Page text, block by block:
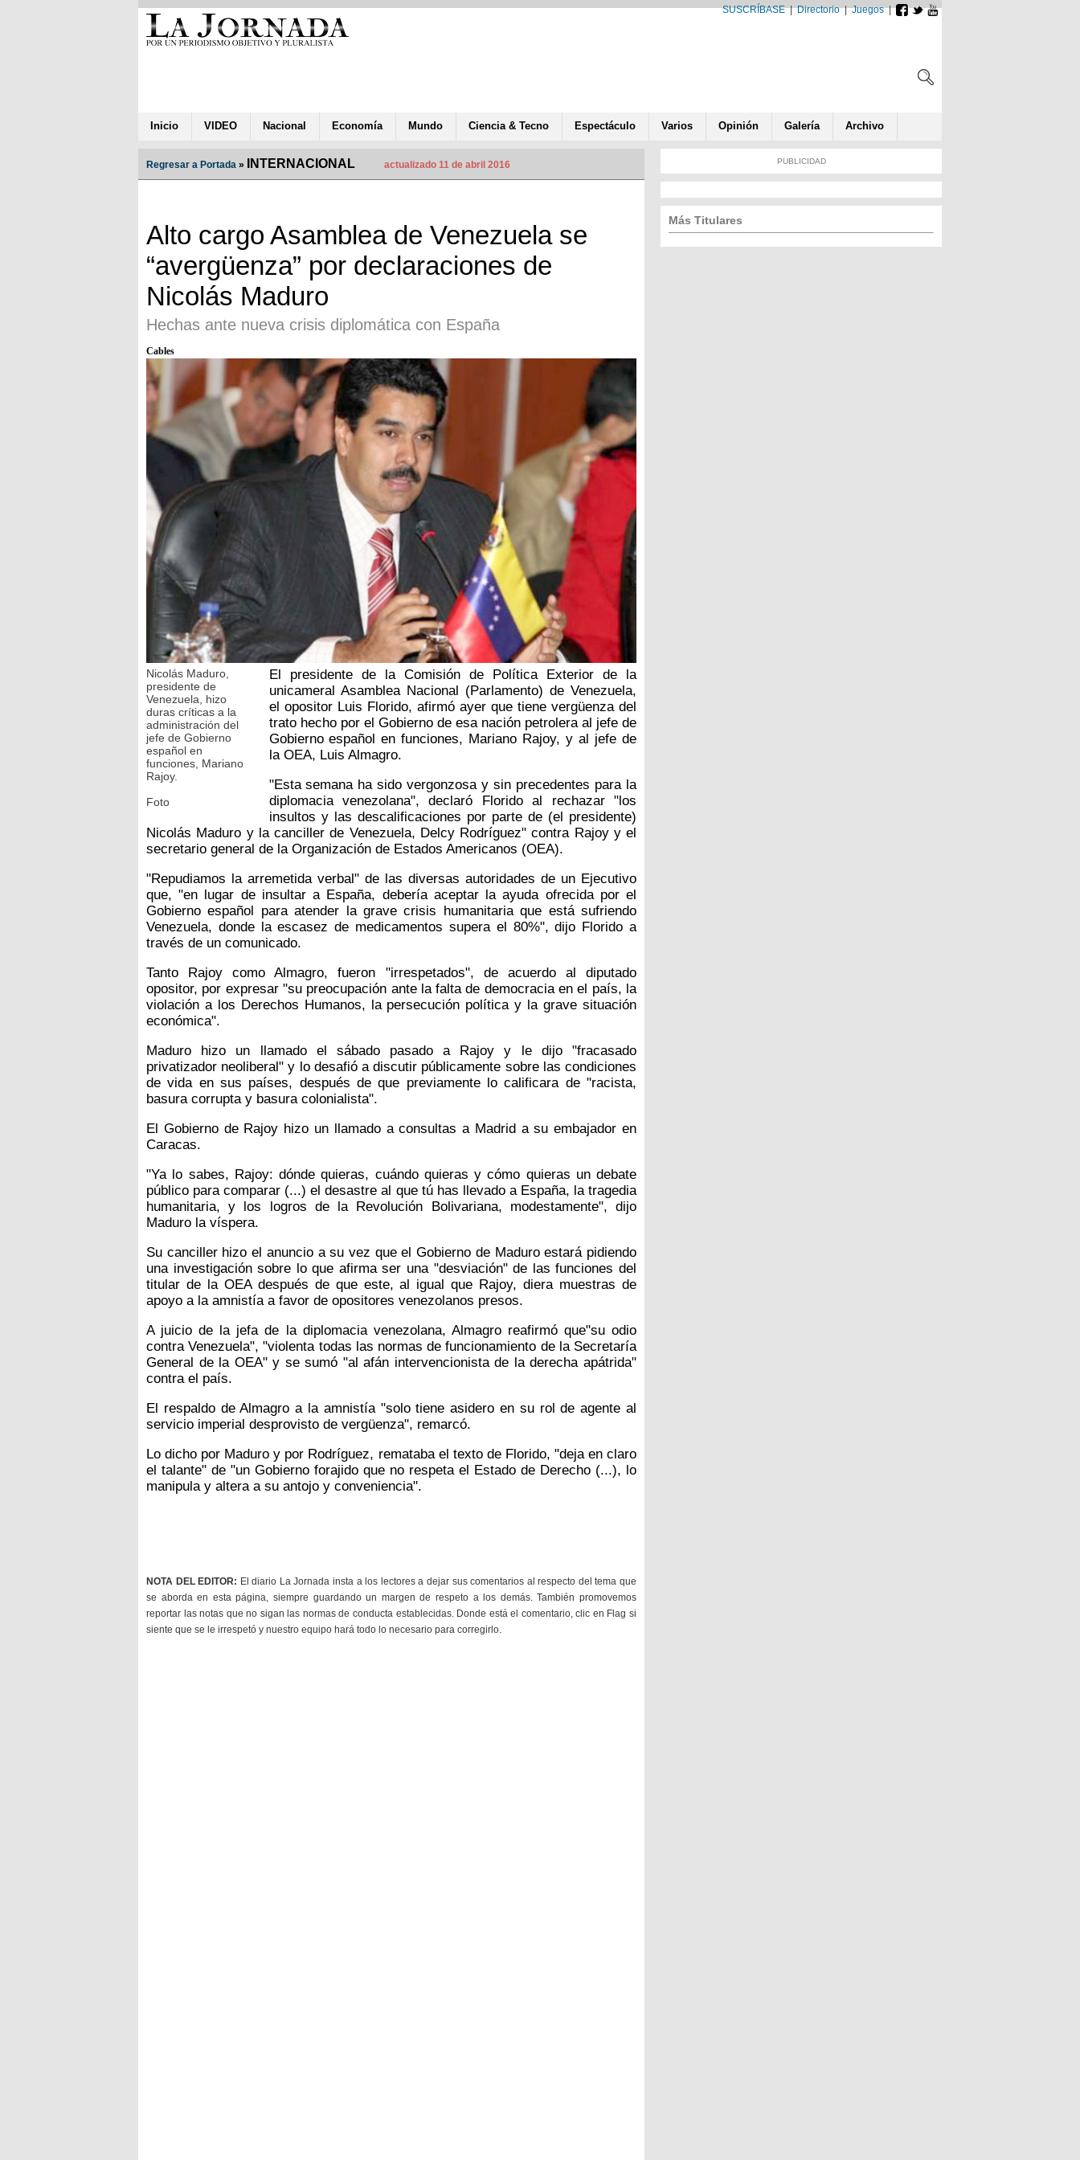
SUSCRÍBASE|Directorio|Juegos|
Inicio VIDEO Nacional Economía Mundo Ciencia & Tecno Espectáculo Varios Opinión Galería Archivo
Regresar a Portada » INTERNACIONAL actualizado 11 de abril 2016
Alto cargo Asamblea de Venezuela se
“avergüenza” por declaraciones de
Nicolás Maduro
Hechas ante nueva crisis diplomática con España
Cables
Nicolás Maduro,
presidente de
Venezuela, hizo
duras críticas a la
administración del
jefe de Gobierno
español en
funciones, Mariano
Rajoy.
Foto
El presidente de la Comisión de Política Exterior de la
unicameral Asamblea Nacional (Parlamento) de Venezuela,
el opositor Luis Florido, afirmó ayer que tiene vergüenza del
trato hecho por el Gobierno de esa nación petrolera al jefe de
Gobierno español en funciones, Mariano Rajoy, y al jefe de
la OEA, Luis Almagro.
"Esta semana ha sido vergonzosa y sin precedentes para la
diplomacia venezolana", declaró Florido al rechazar "los
insultos y las descalificaciones por parte de (el presidente)
Nicolás Maduro y la canciller de Venezuela, Delcy Rodríguez" contra Rajoy y el
secretario general de la Organización de Estados Americanos (OEA).
"Repudiamos la arremetida verbal" de las diversas autoridades de un Ejecutivo
que, "en lugar de insultar a España, debería aceptar la ayuda ofrecida por el
Gobierno español para atender la grave crisis humanitaria que está sufriendo
Venezuela, donde la escasez de medicamentos supera el 80%", dijo Florido a
través de un comunicado.
Tanto Rajoy como Almagro, fueron "irrespetados", de acuerdo al diputado
opositor, por expresar "su preocupación ante la falta de democracia en el país, la
violación a los Derechos Humanos, la persecución política y la grave situación
económica".
Maduro hizo un llamado el sábado pasado a Rajoy y le dijo "fracasado
privatizador neoliberal" y lo desafió a discutir públicamente sobre las condiciones
de vida en sus países, después de que previamente lo calificara de "racista,
basura corrupta y basura colonialista".
El Gobierno de Rajoy hizo un llamado a consultas a Madrid a su embajador en
Caracas.
"Ya lo sabes, Rajoy: dónde quieras, cuándo quieras y cómo quieras un debate
público para comparar (...) el desastre al que tú has llevado a España, la tragedia
humanitaria, y los logros de la Revolución Bolivariana, modestamente", dijo
Maduro la víspera.
Su canciller hizo el anuncio a su vez que el Gobierno de Maduro estará pidiendo
una investigación sobre lo que afirma ser una "desviación" de las funciones del
titular de la OEA después de que este, al igual que Rajoy, diera muestras de
apoyo a la amnistía a favor de opositores venezolanos presos.
A juicio de la jefa de la diplomacia venezolana, Almagro reafirmó que"su odio
contra Venezuela", "violenta todas las normas de funcionamiento de la Secretaría
General de la OEA" y se sumó "al afán intervencionista de la derecha apátrida"
contra el país.
El respaldo de Almagro a la amnistía "solo tiene asidero en su rol de agente al
servicio imperial desprovisto de vergüenza", remarcó.
Lo dicho por Maduro y por Rodríguez, remataba el texto de Florido, "deja en claro
el talante" de "un Gobierno forajido que no respeta el Estado de Derecho (...), lo
manipula y altera a su antojo y conveniencia".
NOTA DEL EDITOR: El diario La Jornada insta a los lectores a dejar sus comentarios al respecto del tema que
se aborda en esta página, siempre guardando un margen de respeto a los demás. También promovemos
reportar las notas que no sigan las normas de conducta establecidas. Donde está el comentario, clic en Flag si
siente que se le irrespetó y nuestro equipo hará todo lo necesario para corregirlo.
PUBLICIDAD
Más Titulares